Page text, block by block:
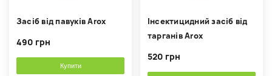
Засіб від павуків Arox
490 грн
Купити
Інсектицидний засіб від
тарганів Arox
520 грн